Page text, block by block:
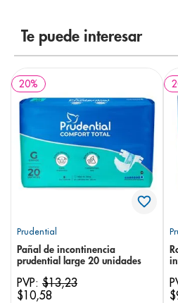
Te puede interesar
20%
Prudential
Pañal de incontinencia
prudential large 20 unidades
PVP: $13,23
$10,58
$